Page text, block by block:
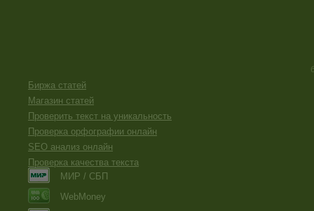
Биржа статей
Магазин статей
Проверить текст на уникальность
Проверка орфографии онлайн
SEO анализ онлайн
Проверка качества текста
МИР / СБП
WebMoney